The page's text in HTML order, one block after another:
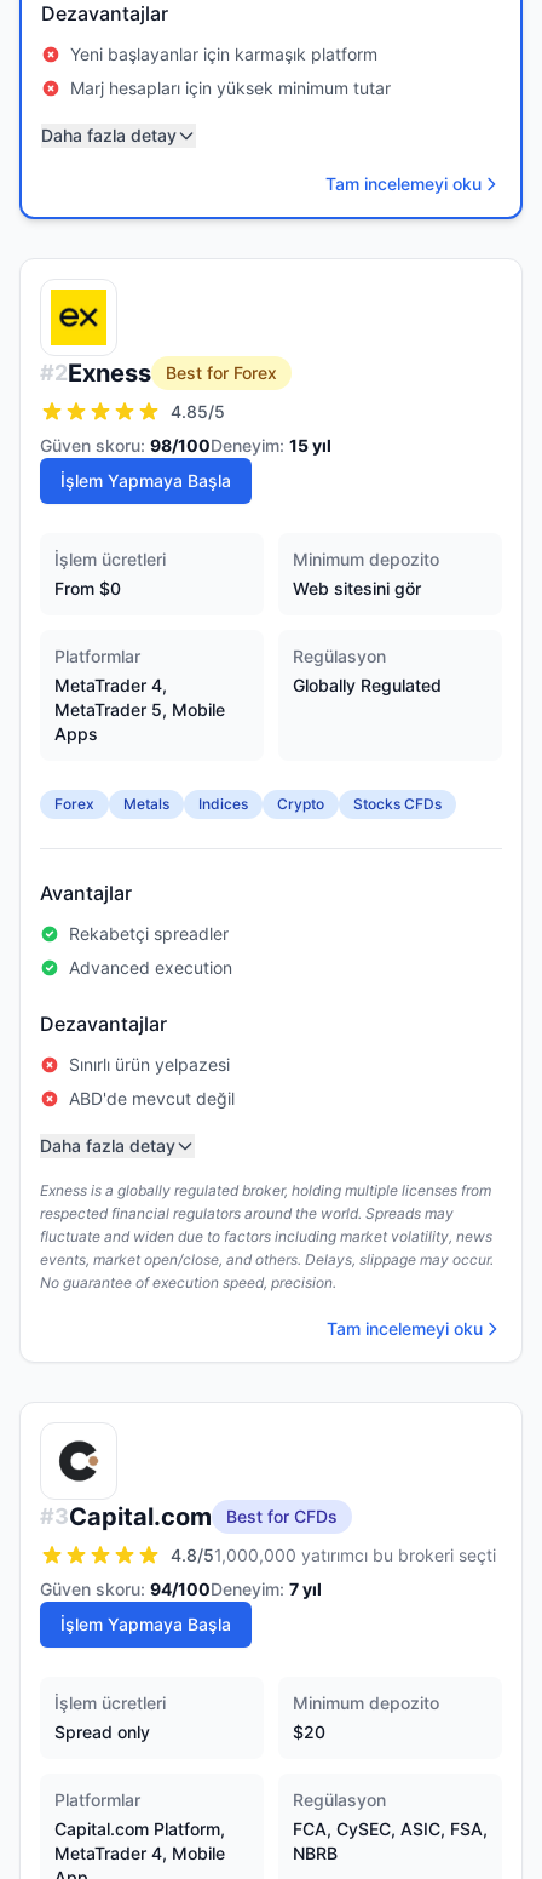
Dezavantajlar
Yeni başlayanlar için karmaşık platform
Marj hesapları için yüksek minimum tutar
Daha fazla detay
Tam incelemeyi oku
#2Exness
Best for Forex
4.85/5
Güven skoru: 98/100Deneyim: 15yıl
İşlem Yapmaya Başla
İşlem ücretleri
From $0
Minimum depozito
Web sitesini gör
Platformlar
MetaTrader 4,
MetaTrader 5, Mobile
Apps
Regülasyon
Globally Regulated
Forex Metals Indices Crypto Stocks CFDs
Avantajlar
Rekabetçi spreadler
Advanced execution
Dezavantajlar
Sınırlı ürün yelpazesi
ABD'de mevcut değil
Daha fazla detay
Exness is a globally regulated broker, holding multiple licenses from
respected financial regulators around the world. Spreads may
fluctuate and widen due to factors including market volatility, news
events, market open/close, and others. Delays, slippage may occur.
No guarantee of execution speed, precision.
Tam incelemeyi oku
#3Capital.com
Best for CFDs
4.8/51,000,000 yatırımcı bu brokeri seçti
Güven skoru: 94/100Deneyim: 7yıl
İşlem Yapmaya Başla
İşlem ücretleri
Spread only
Minimum depozito
$20
Platformlar
Capital.com Platform,
MetaTrader 4, Mobile
Regülasyon
FCA, CySEC, ASIC, FSA,
NBRB